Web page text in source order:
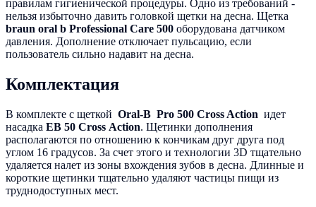
правилам гигиенической процедуры. Одно из требований -
нельзя избыточно давить головкой щетки на десна. Щетка
braun oral b Professional Care 500 оборудована датчиком
давления. Дополнение отключает пульсацию, если
пользователь сильно надавит на десна.
Комплектация
В комплекте с щеткой Oral-B Pro 500 Cross Action идет
насадка EB 50 Cross Action. Щетинки дополнения
располагаются по отношению к кончикам друг друга под
углом 16 градусов. За счет этого и технологии 3D тщательно
удаляется налет из зоны вхождения зубов в десна. Длинные и
короткие щетинки тщательно удаляют частицы пищи из
труднодоступных мест.